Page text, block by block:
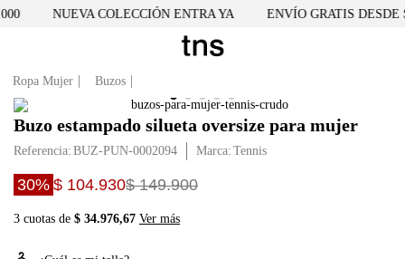
NUEVA COLECCIÓN ENTRA YA ENVÍO GRATIS DESDE
Ropa Mujer Buzos
Buzo estampado silueta oversize para mujer
Referencia: BUZ-PUN-0002094 Tennis
30% $ 104.930$ 149.900
3 cuotas de $ 34.976,67 Ver más